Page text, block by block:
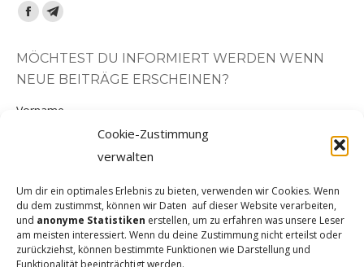
Cookie-Zustimmung
verwalten
Um dir ein optimales Erlebnis zu bieten, verwenden wir Cookies. Wenn
du dem zustimmst, können wir Daten auf dieser Website verarbeiten,
und anonyme Statistiken erstellen, um zu erfahren was unsere Leser
am meisten interessiert. Wenn du deine Zustimmung nicht erteilst oder
zurückziehst, können bestimmte Funktionen wie Darstellung und
Funktionalität beeinträchtigt werden.
Finden Sie uns auf:
Facebook
opens
in
new
Telegram
opens
in
new
MÖCHTEST DU INFORMIERT WERDEN WENN
NEUE BEITRÄGE ERSCHEINEN?
Vorname
E-Mail-Adresse